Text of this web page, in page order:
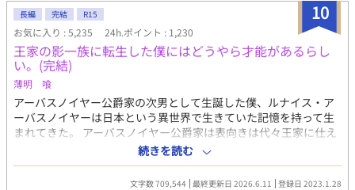
運命の日を迎え襲撃にある二人。ニルは物語通りセシルを庇って
致命傷を負う。 「……よかった、君が、無事で」 そうして、ニル
は死を迎えた……はずだったが。 ――おかしい。 なぜか、次に目
を覚ましたときには、セシルの部屋に軟禁されていて? スパダ
リ（受の前では情緒不安定）幼なじみ皇太子×運命にあらがう親
友ポジションの護衛騎士の学園異世界ファンタジー ※学園生活
に入るまでが少し長いですが、学園異世界ファンタジーです ※18
歳で成人を迎える世界のお話です。物語中に18歳になります ※◆
印の所はR18描写が入っています ※毎日23：00～23：45の間に更
新!! ※第２部後半に攻め以外からの凌辱あります。メインCPは愛
し合ってますが、苦手な人はご注意を ※総愛されとタグしていま
すが、メインCPは固定です ※第１～５部までの学園編は終了いた
10
長編 完結 R15
お気に入り : 5,235 24h.ポイント : 1,230
王家の影一族に転生した僕にはどうやら才能があるらし
い。(完結)
薄明 喰
アーバスノイヤー公爵家の次男として生誕した僕、ルナイス・ア
ーバスノイヤーは日本という異世界で生きていた記憶を持って生
まれてきた。 アーバスノイヤー公爵家は表向きは代々王家に仕え
る近衛騎士として名を挙げている一族であるが、実は陰で王家に
牙を向ける者達の処分や面倒ごとを片付ける暗躍一族なのだ。 そ
んな公爵家に生まれた僕も将来は家業を熟さないといけないのだ
続きを読む
文字数 709,544 最終更新日 2026.6.11 登録日 2023.1.28